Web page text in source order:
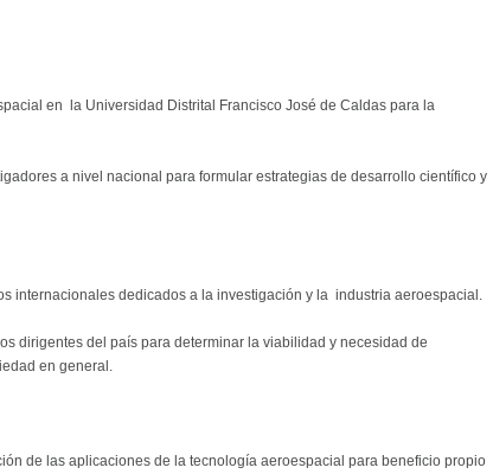
en la Universidad Distrital Francisco José de Caldas para la
a nivel nacional para formular estrategias de desarrollo científico y
internacionales dedicados a la investigación y la industria aeroespacial.
dirigentes del país para determinar la viabilidad y necesidad de
en general.
de las aplicaciones de la tecnología aeroespacial para beneficio propio